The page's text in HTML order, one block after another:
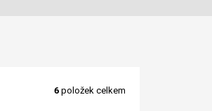
6 položek celkem